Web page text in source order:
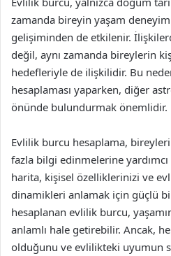
zamanda bireyin yaşam
gelişiminden de etkilenir.
değil, aynı zamanda bireylerin
hedefleriyle de ilişkilidir. Bu
hesaplaması yaparken, diğer
önünde bulundurmak önemlidir.
Evlilik burcu hesaplama,
fazla bilgi edinmelerine
harita, kişisel özelliklerinizi ve
dinamikleri anlamak için güçlü
hesaplanan evlilik burcu,
anlamlı hale getirebilir. Ancak,
olduğunu ve evlilikteki uyumun